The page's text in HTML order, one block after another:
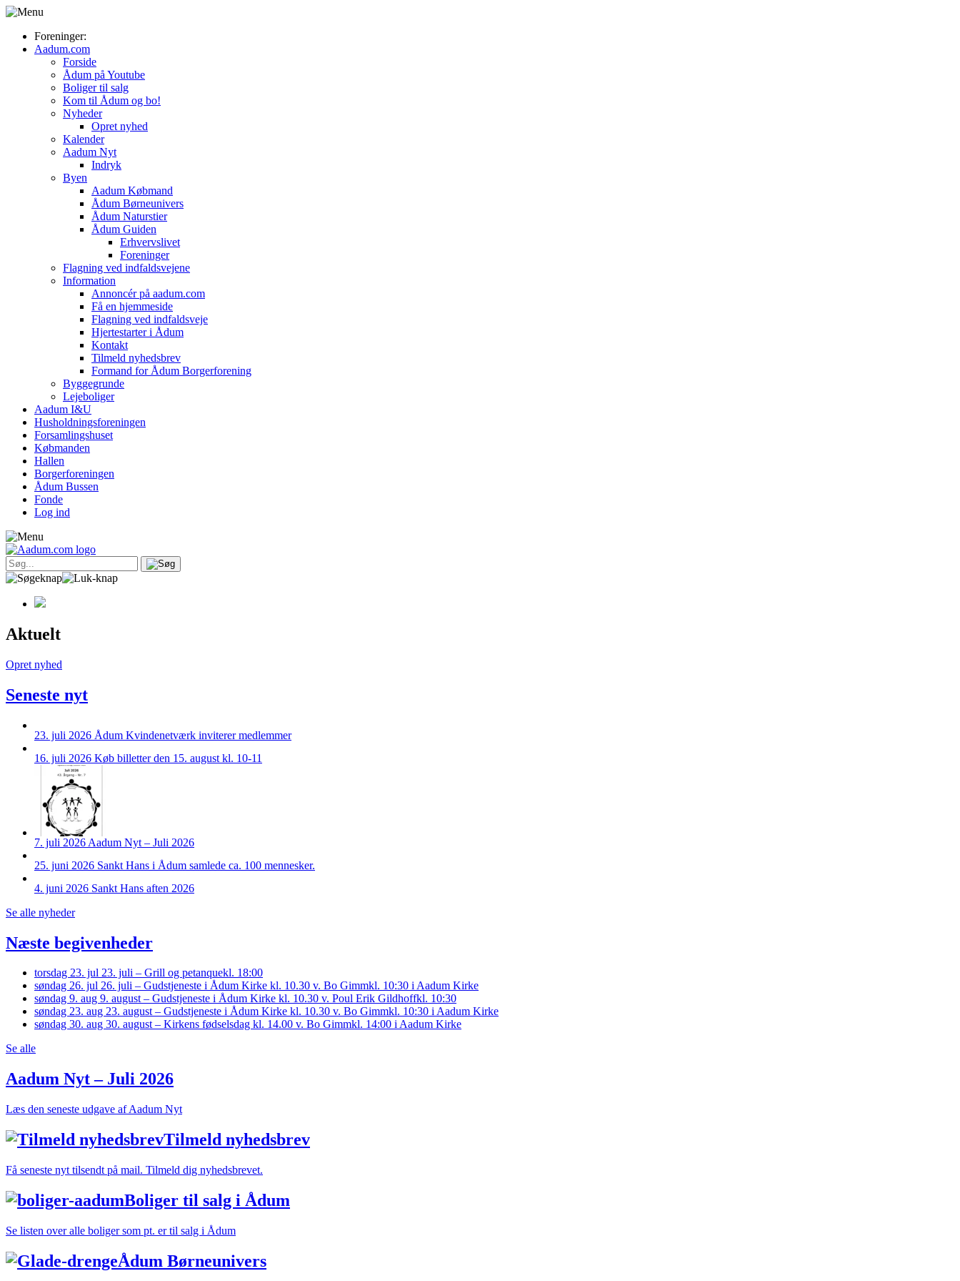
Foreninger:
Aadum.com
Forside
Ådum på Youtube
Boliger til salg
Kom til Ådum og bo!
Nyheder
Opret nyhed
Kalender
Aadum Nyt
Indryk
Byen
Aadum Købmand
Ådum Børneunivers
Ådum Naturstier
Ådum Guiden
Erhvervslivet
Foreninger
Flagning ved indfaldsvejene
Information
Annoncér på aadum.com
Få en hjemmeside
Flagning ved indfaldsveje
Hjertestarter i Ådum
Kontakt
Tilmeld nyhedsbrev
Formand for Ådum Borgerforening
Byggegrunde
Lejeboliger
Aadum I&U
Husholdningsforeningen
Forsamlingshuset
Købmanden
Hallen
Borgerforeningen
Ådum Bussen
Fonde
Log ind
Aktuelt
Opret nyhed
Seneste nyt
23. juli 2026 Ådum Kvindenetværk inviterer medlemmer
16. juli 2026 Køb billetter den 15. august kl. 10-11
7. juli 2026 Aadum Nyt – Juli 2026
25. juni 2026 Sankt Hans i Ådum samlede ca. 100 mennesker.
4. juni 2026 Sankt Hans aften 2026
Se alle nyheder
Næste begivenheder
torsdag 23. jul 23. juli – Grill og petanquekl. 18:00
søndag 26. jul 26. juli – Gudstjeneste i Ådum Kirke kl. 10.30 v. Bo Gimmkl. 10:30 i Aadum Kirke
søndag 9. aug 9. august – Gudstjeneste i Ådum Kirke kl. 10.30 v. Poul Erik Gildhoffkl. 10:30
søndag 23. aug 23. august – Gudstjeneste i Ådum Kirke kl. 10.30 v. Bo Gimmkl. 10:30 i Aadum Kirke
søndag 30. aug 30. august – Kirkens fødselsdag kl. 14.00 v. Bo Gimmkl. 14:00 i Aadum Kirke
Se alle
Aadum Nyt – Juli 2026
Læs den seneste udgave af Aadum Nyt
Tilmeld nyhedsbrev
Få seneste nyt tilsendt på mail. Tilmeld dig nyhedsbrevet.
Boliger til salg i Ådum
Se listen over alle boliger som pt. er til salg i Ådum
Ådum Børneunivers